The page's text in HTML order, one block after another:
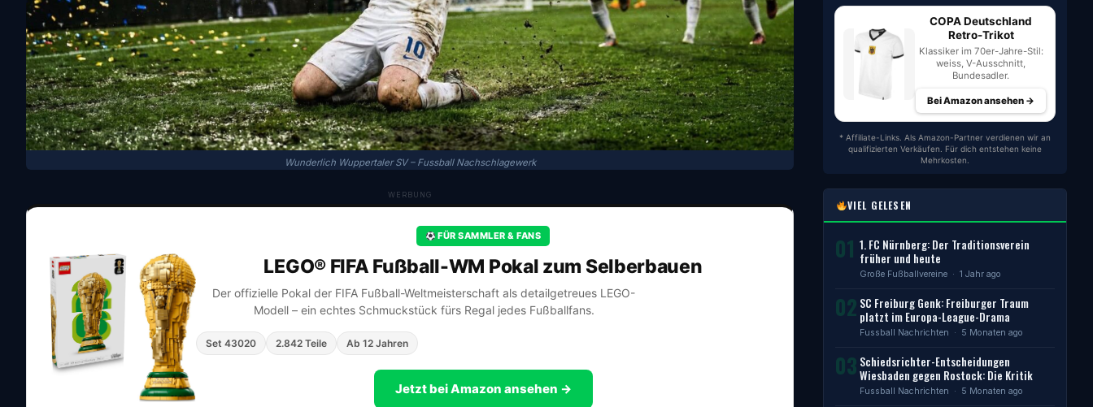
Wunderlich Wuppertaler SV – Fussball Nachschlagewerk
WERBUNG
FÜR SAMMLER & FANS
LEGO® FIFA Fußball-WM Pokal zum Selberbauen
Der offizielle Pokal der FIFA Fußball-Weltmeisterschaft als detailgetreues LEGO-
Modell – ein echtes Schmuckstück fürs Regal jedes Fußballfans.
Set 43020 2.842 Teile Ab 12 Jahren
Jetzt bei Amazon ansehen →
COPA Deutschland
Retro-Trikot
Klassiker im 70er-Jahre-Stil:
weiss, V-Ausschnitt,
Bundesadler.
Bei Amazon ansehen →
* Affiliate-Links. Als Amazon-Partner verdienen wir an
qualifizierten Verkäufen. Für dich entstehen keine
Mehrkosten.
VIEL GELESEN
01 1. FC Nürnberg: Der Traditionsverein
früher und heute
Große Fußballvereine · 1 Jahr ago
02 SC Freiburg Genk: Freiburger Traum
platzt im Europa-League-Drama
Fussball Nachrichten · 5 Monaten ago
03 Schiedsrichter-Entscheidungen
Wiesbaden gegen Rostock: Die Kritik
Fussball Nachrichten · 5 Monaten ago